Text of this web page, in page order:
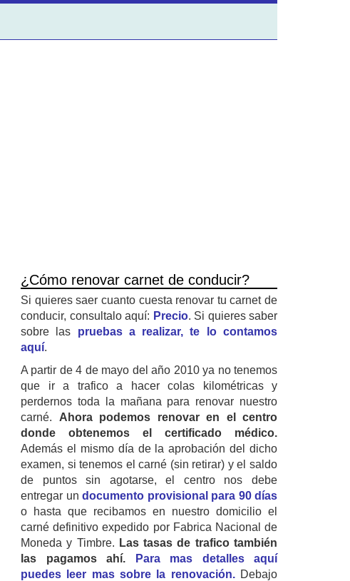
¿Cómo renovar carnet de conducir?
Si quieres saer cuanto cuesta renovar tu carnet de
conducir, consultalo aquí: Precio. Si quieres saber
sobre las pruebas a realizar, te lo contamos
aquí.
A partir de 4 de mayo del año 2010 ya no tenemos
que ir a trafico a hacer colas kilométricas y
perdernos toda la mañana para renovar nuestro
carné. Ahora podemos renovar en el centro
donde obtenemos el certificado médico.
Además el mismo día de la aprobación del dicho
examen, si tenemos el carné (sin retirar) y el saldo
de puntos sin agotarse, el centro nos debe
entregar un documento provisional para 90 días
o hasta que recibamos en nuestro domicilio el
carné definitivo expedido por Fabrica Nacional de
Moneda y Timbre. Las tasas de trafico también
las pagamos ahí.
Para mas detalles aquí
puedes leer mas sobre la renovación.Debajo